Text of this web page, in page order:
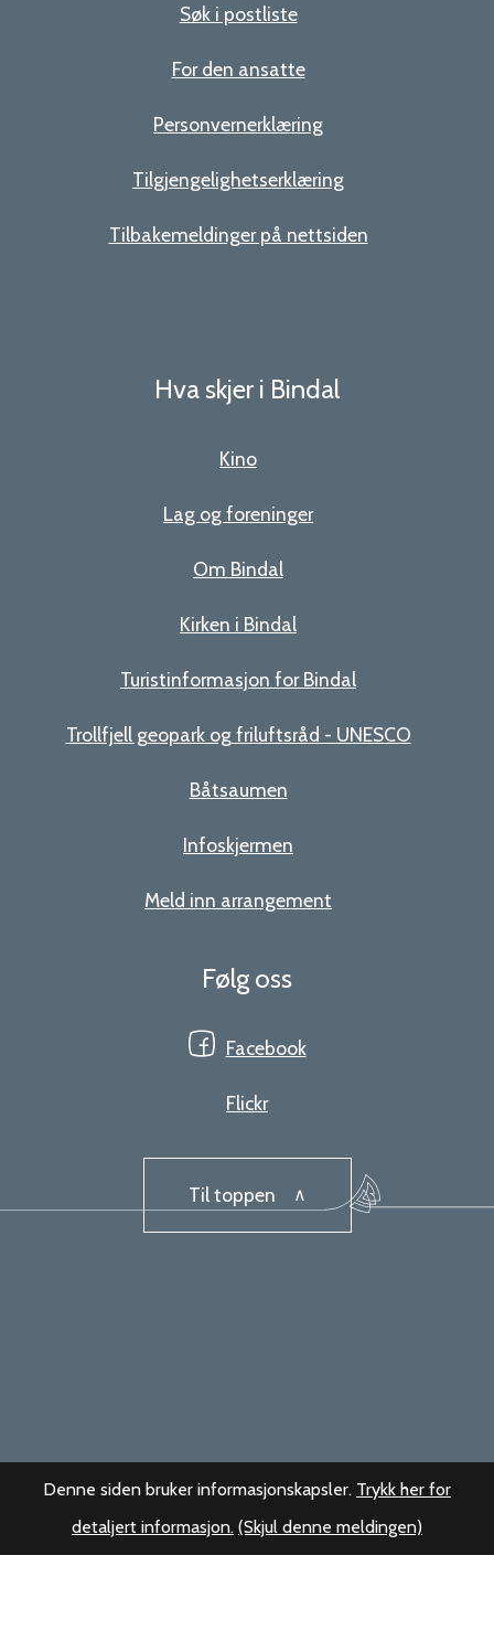
Søk i postliste
For den ansatte
Personvernerklæring
Tilgjengelighetserklæring
Tilbakemeldinger på nettsiden
Hva skjer i Bindal
Kino
Lag og foreninger
Om Bindal
Kirken i Bindal
Turistinformasjon for Bindal
Trollfjell geopark og friluftsråd - UNESCO
Båtsaumen
Infoskjermen
Meld inn arrangement
Følg oss
Facebook
Flickr
Til toppen
Denne siden bruker informasjonskapsler. Trykk her for
detaljert informasjon. (Skjul denne meldingen)